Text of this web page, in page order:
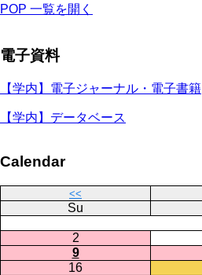
POP 一覧を開く
電子資料
【学内】電子ジャーナル・電子書籍
【学内】データベース
Calendar
<<
Su
2
9
16